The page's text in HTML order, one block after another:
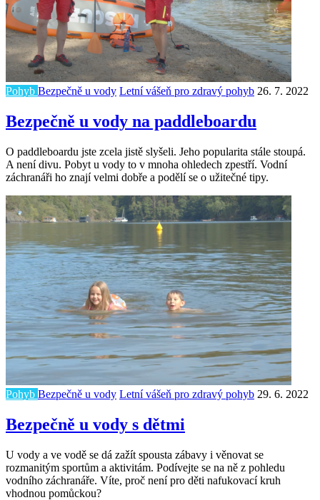
Pohyb Bezpečně u vody Letní vášeň pro zdravý pohyb 26. 7. 2022
Bezpečně u vody na paddleboardu
O paddleboardu jste zcela jistě slyšeli. Jeho popularita stále stoupá.
A není divu. Pobyt u vody to v mnoha ohledech zpestří. Vodní
záchranáři ho znají velmi dobře a podělí se o užitečné tipy.
Pohyb Bezpečně u vody Letní vášeň pro zdravý pohyb 29. 6. 2022
Bezpečně u vody s dětmi
U vody a ve vodě se dá zažít spousta zábavy i věnovat se
rozmanitým sportům a aktivitám. Podívejte se na ně z pohledu
vodního záchranáře. Víte, proč není pro děti nafukovací kruh
vhodnou pomůckou?